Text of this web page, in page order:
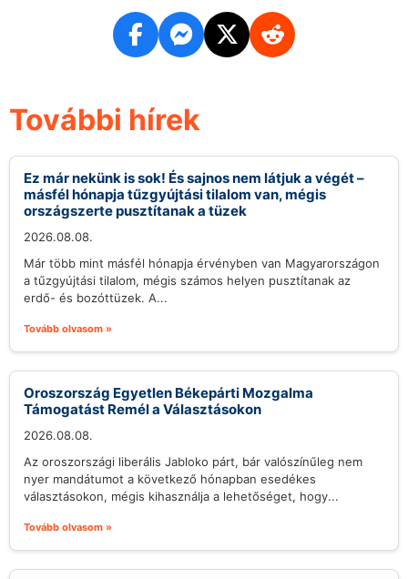
További hírek
Ez már nekünk is sok! És sajnos nem látjuk a végét –
másfél hónapja tűzgyújtási tilalom van, mégis
országszerte pusztítanak a tüzek
2026.08.08.
Már több mint másfél hónapja érvényben van Magyarországon
a tűzgyújtási tilalom, mégis számos helyen pusztítanak az
erdő- és bozóttüzek. A...
Tovább olvasom »
Oroszország Egyetlen Békepárti Mozgalma
Támogatást Remél a Választásokon
2026.08.08.
Az oroszországi liberális Jabloko párt, bár valószínűleg nem
nyer mandátumot a következő hónapban esedékes
választásokon, mégis kihasználja a lehetőséget, hogy...
Tovább olvasom »